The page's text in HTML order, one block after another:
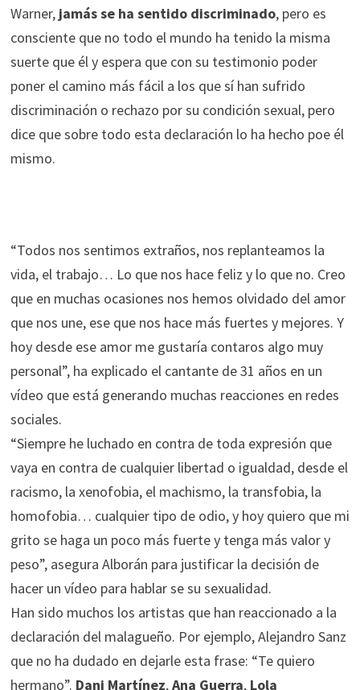
Warner, jamás se ha sentido discriminado, pero es
consciente que no todo el mundo ha tenido la misma
suerte que él y espera que con su testimonio poder
poner el camino más fácil a los que sí han sufrido
discriminación o rechazo por su condición sexual, pero
dice que sobre todo esta declaración lo ha hecho poe él
mismo.
“Todos nos sentimos extraños, nos replanteamos la
vida, el trabajo… Lo que nos hace feliz y lo que no. Creo
que en muchas ocasiones nos hemos olvidado del amor
que nos une, ese que nos hace más fuertes y mejores. Y
hoy desde ese amor me gustaría contaros algo muy
personal”, ha explicado el cantante de 31 años en un
vídeo que está generando muchas reacciones en redes
sociales.
“Siempre he luchado en contra de toda expresión que
vaya en contra de cualquier libertad o igualdad, desde el
racismo, la xenofobia, el machismo, la transfobia, la
homofobia… cualquier tipo de odio, y hoy quiero que mi
grito se haga un poco más fuerte y tenga más valor y
peso”, asegura Alborán para justificar la decisión de
hacer un vídeo para hablar se su sexualidad.
Han sido muchos los artistas que han reaccionado a la
declaración del malagueño. Por ejemplo, Alejandro Sanz
que no ha dudado en dejarle esta frase: “Te quiero
hermano”. Dani Martínez,Ana Guerra, Lola